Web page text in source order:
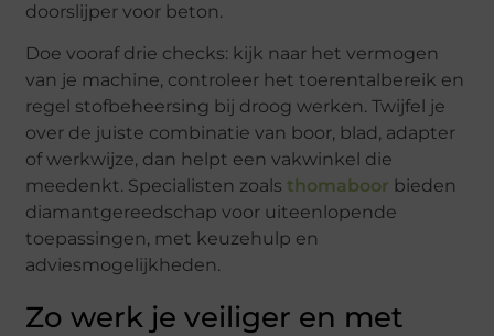
doorslijper voor beton.
Doe vooraf drie checks: kijk naar het vermogen
van je machine, controleer het toerentalbereik en
regel stofbeheersing bij droog werken. Twijfel je
over de juiste combinatie van boor, blad, adapter
of werkwijze, dan helpt een vakwinkel die
meedenkt. Specialisten zoalsthomaboor bieden
diamantgereedschap voor uiteenlopende
toepassingen, met keuzehulp en
adviesmogelijkheden.
Zo werk je veiliger en met